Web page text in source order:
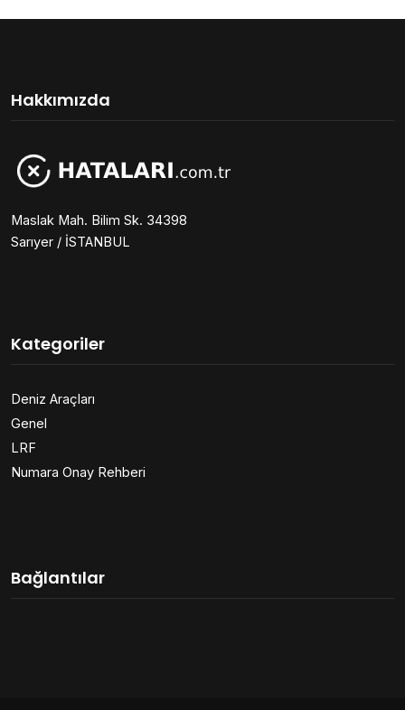
Hakkımızda
Maslak Mah. Bilim Sk. 34398
Sarıyer / İSTANBUL
Kategoriler
Deniz Araçları
Genel
LRF
Numara Onay Rehberi
Bağlantılar